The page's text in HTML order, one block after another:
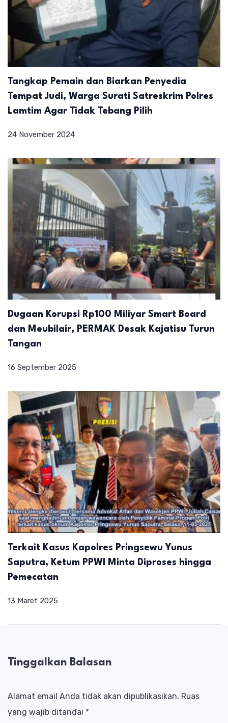
Tangkap Pemain dan Biarkan Penyedia
Tempat Judi, Warga Surati Satreskrim Polres
Lamtim Agar Tidak Tebang Pilih
24 November 2024
Dugaan Korupsi Rp100 Miliyar Smart Board
dan Meubilair, PERMAK Desak Kajatisu Turun
Tangan
16 September 2025
Terkait Kasus Kapolres Pringsewu Yunus
Saputra, Ketum PPWI Minta Diproses hingga
Pemecatan
13 Maret 2025
Tinggalkan Balasan
Alamat email Anda tidak akan dipublikasikan. Ruas
yang wajib ditandai *